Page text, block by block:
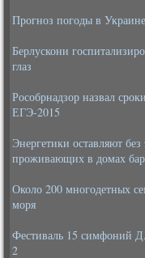
Прогноз погоды в
Берлускони
глаз
Рособрнадзор назвал
ЕГЭ-2015
Энергетики оставляют
проживающих в домах
Около 200 многодетных
моря
Фестиваль 15 симфоний
2